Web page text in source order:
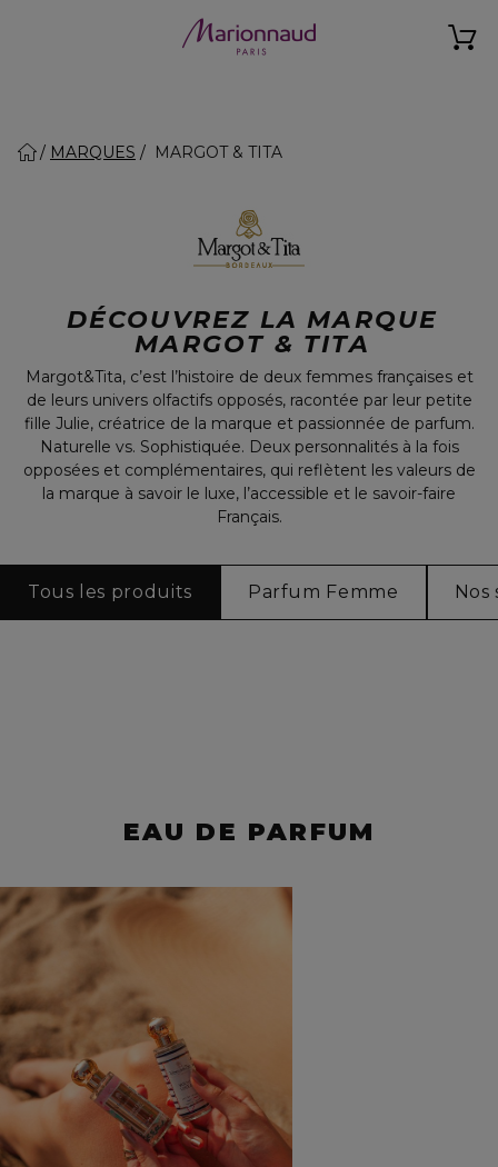
MARQUES MARGOT & TITA
DÉCOUVREZ LA MARQUE
MARGOT & TITA
Margot&Tita, c’est l’histoire de deux femmes françaises et
de leurs univers olfactifs opposés, racontée par leur petite
fille Julie, créatrice de la marque et passionnée de parfum.
Naturelle vs. Sophistiquée. Deux personnalités à la fois
opposées et complémentaires, qui reflètent les valeurs de
la marque à savoir le luxe, l’accessible et le savoir-faire
Français.
Tous les produits Parfum Femme
EAU DE PARFUM